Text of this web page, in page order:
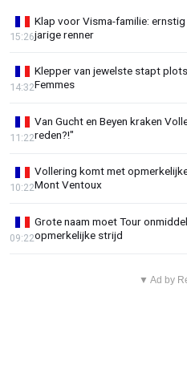
Klap voor Visma-familie:
jarige renner
15:26
Klepper van jewelste stapt
Femmes
14:32
Van Gucht en Beyen kraken
reden?!"
11:22
Vollering komt met
Mont Ventoux
10:22
Grote naam moet Tour
opmerkelijke strijd
09:22
▼ Ad by